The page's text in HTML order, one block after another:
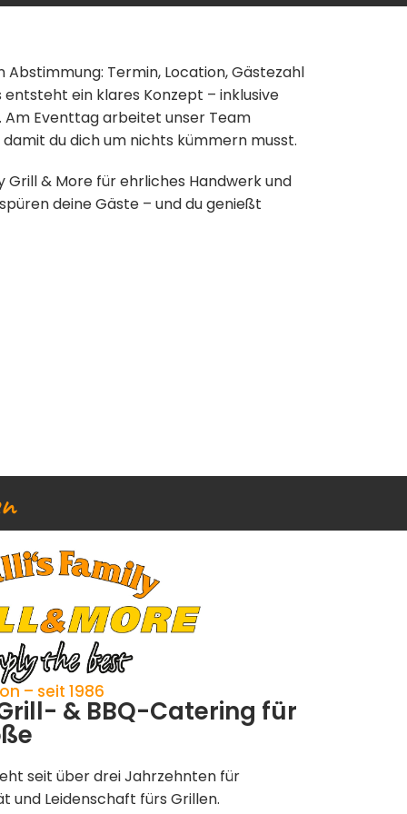
Termin, Location, Gästezahl
entsteht ein klares Konzept – inklusive
Am Eventtag arbeitet unser Team
du dich um nichts kümmern musst.
Grill & More für ehrliches Handwerk und
deine Gäste – und du genießt
– seit 1986
& BBQ-Catering für
seit über drei Jahrzehnten für
und Leidenschaft fürs Grillen.